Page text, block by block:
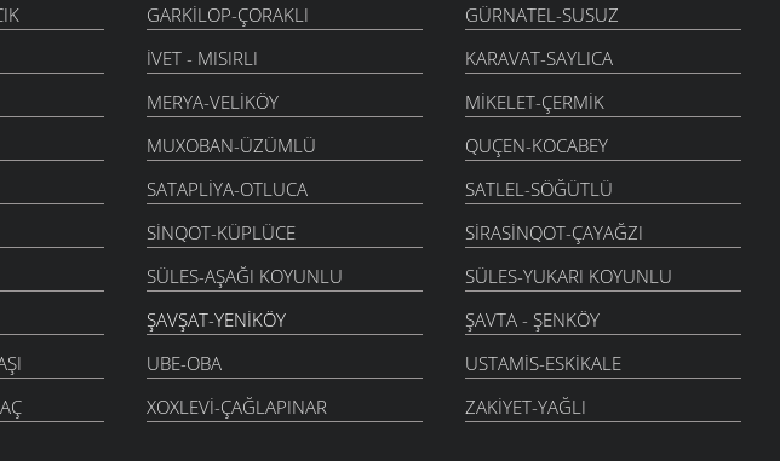
GARKILOP-ÇORAKLI
GÜRNATEL-SUSUZ
İVET - MISIRLI
KARAVAT-SAYLICA
MERYA-VELIKÖY
MIKELET-ÇERMIK
MUXOBAN-ÜZÜMLÜ
QUÇEN-KOCABEY
SATAPLIYA-OTLUCA
SATLEL-SÖĞÜTLÜ
SINQOT-KÜPLÜCE
SIRASINQOT-ÇAYAĞZI
SÜLES-AŞAĞI KOYUNLU
SÜLES-YUKARI KOYUNLU
ŞAVŞAT-YENIKÖY
ŞAVTA - ŞENKÖY
UBE-OBA
USTAMIS-ESKIKALE
XOXLEVI-ÇAĞLAPINAR
ZAKIYET-YAĞLI